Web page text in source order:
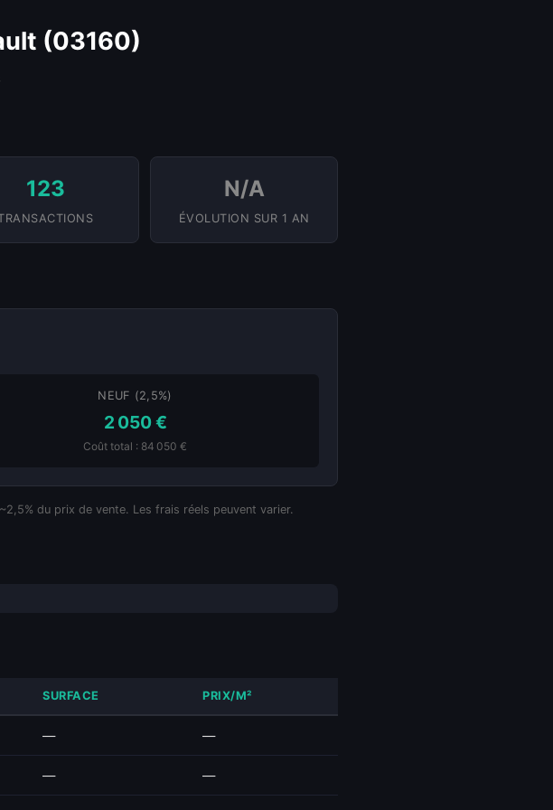
(03160)
123 N/A
ÉVOLUTION SUR 1 AN
NEUF (2,5%)
2 050 €
Coût total : 84 050 €
du prix de vente. Les frais réels peuvent varier.
SURFACE PRIX/M²
— —
— —